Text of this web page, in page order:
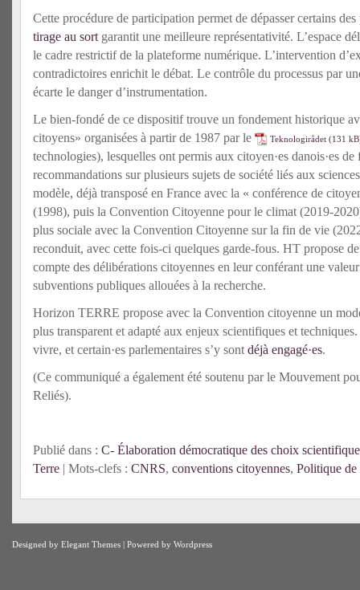
Cette procédure de participation permet de dépasser certains
tirage au sort garantit une meilleure représentativité. L’espace
le cadre restrictif de la plateforme numérique. L’intervention
contradictoires enrichit le débat. Le contrôle du processus par
écarte le danger d’instrumentation.
Le bien-fondé de ce dispositif trouve un fondement historique
citoyens» organisées à partir de 1987 par le
Teknologirådet
technologies), lesquelles ont permis aux citoyen·es danois·es de
recommandations sur plusieurs sujets de société liés aux
modèle, déjà transposé en France avec la « conférence de
(1998), puis la Convention Citoyenne pour le climat (2019-
plus sociale avec la Convention Citoyenne sur la fin de vie
reconduit, avec cette fois-ci quelques garde-fous. HT propose
compte des délibérations citoyennes en leur conférant une
subventions publiques allouées à la recherche.
Horizon TERRE propose avec la Convention citoyenne un
plus transparent et adapté aux enjeux scientifiques et
vivre, et certain·es parlementaires s’y sont déjà engagé·es.
(Ce communiqué a également été soutenu par le Mouvement
Reliés).
Publié dans : C- Élaboration démocratique des choix
Terre | Mots-clefs : CNRS, conventions citoyennes, Politique de
Designed by Elegant Themes | Powered by Wordpress